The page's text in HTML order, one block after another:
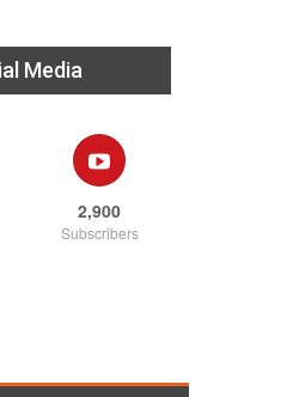
Media
2,900
Subscribers